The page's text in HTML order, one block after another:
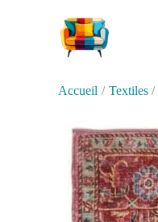
Accueil Textiles